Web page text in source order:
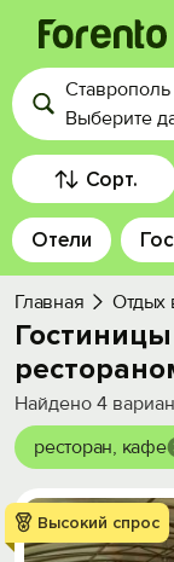
Войти
История
Добавить
Ставрополь
Выберите
Сорт.
Отели
Главная Отдых
Найдено 4
ресторан, кафе
Высокий спрос